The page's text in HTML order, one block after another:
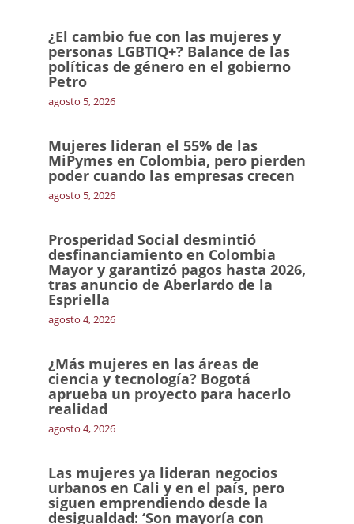
¿El cambio fue con las mujeres y
personas LGBTIQ+? Balance de las
políticas de género en el gobierno
Petro
agosto 5, 2026
Mujeres lideran el 55% de las
MiPymes en Colombia, pero pierden
poder cuando las empresas crecen
agosto 5, 2026
Prosperidad Social desmintió
desfinanciamiento en Colombia
Mayor y garantizó pagos hasta 2026,
tras anuncio de Aberlardo de la
Espriella
agosto 4, 2026
¿Más mujeres en las áreas de
ciencia y tecnología? Bogotá
aprueba un proyecto para hacerlo
realidad
agosto 4, 2026
Las mujeres ya lideran negocios
urbanos en Cali y en el país, pero
siguen emprendiendo desde la
desigualdad: ‘Son mayoría con